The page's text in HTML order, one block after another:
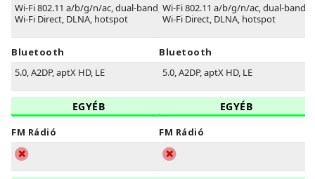
Wi-Fi 802.11 a/b/g/n/ac, dual-band,
Wi-Fi Direct, DLNA, hotspot
Bluetooth
5.0, A2DP, aptX HD, LE
EGYÉB
FM Rádió
Wi-Fi 802.11 a/b/g/n/ac, dual-band,
Wi-Fi Direct, DLNA, hotspot
Bluetooth
5.0, A2DP, aptX HD, LE
EGYÉB
FM Rádió